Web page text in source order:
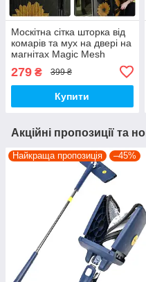
Москітна сітка шторка від
комарів та мух на двері на
магнітах Magic Mesh
279 ₴ 399 ₴
Купити
Акційні пропозиції та
Найкраща пропозиція –45%